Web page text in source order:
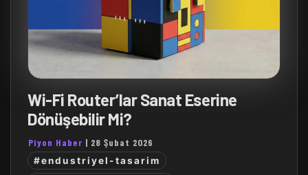
Wi-Fi Router’lar Sanat Eserine
Dönüşebilir Mi?
Piyon Haber | 28 Şubat 2026
#endustriyel-tasarim